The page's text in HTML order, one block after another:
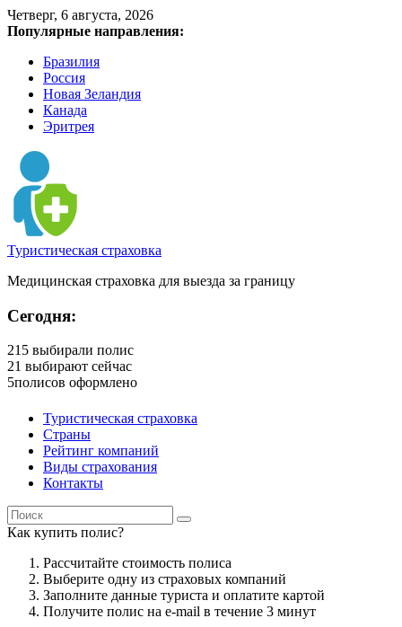
Четверг, 6 августа, 2026
Популярные направления:
Бразилия
Россия
Новая Зеландия
Канада
Эритрея
Туристическая страховка
Медицинская страховка для выезда за границу
Сегодня:
215 выбирали полис
21 выбирают сейчас
5полисов оформлено
Туристическая страховка
Страны
Рейтинг компаний
Виды страхования
Контакты
Как купить полис?
Рассчитайте стоимость полиса
Выберите одну из страховых компаний
Заполните данные туриста и оплатите картой
Получите полис на e-mail в течение 3 минут